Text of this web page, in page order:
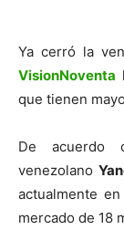
Ya cerró la
VisionNoventa
que tienen
De acuerdo
venezolano
actualmente
mercado de 18